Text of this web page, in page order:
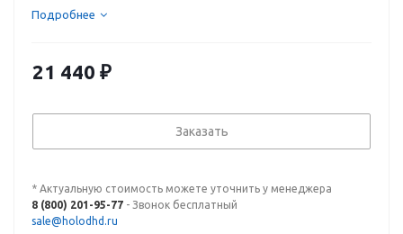
Подробнее
21 440 ₽
Заказать
* Актуальную стоимость можете уточнить у менеджера
8 (800) 201-95-77 - Звонок бесплатный
sale@holodhd.ru